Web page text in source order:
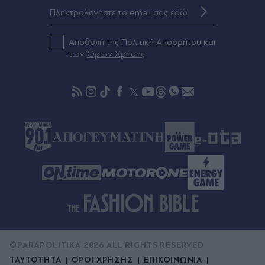
Θεσσαλονίκη: Κατήγγειλε τροχαίο και καταδίωξη
Τσίπρας: Στις 2 Σεπτεμβρίου η παρουσίαση του
οικονομικού προγράμματος της ΕΛΑΣ
Αποδοχή της Πολιτική Απορρήτου και
τωνΌρων Χρήσης
ΤΑΥΤΟΤΗΤΑ ΟΡΟΙ ΧΡΗΣΗΣ ΕΠΙΚΟΙΝΩΝΙΑ
©PARAPOLITIKA 2026 ALL RIGHTS RESERVED